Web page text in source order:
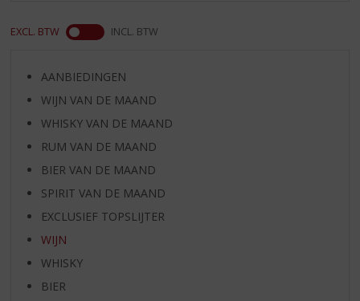
EXCL. BTW INCL. BTW
AANBIEDINGEN
WIJN VAN DE MAAND
WHISKY VAN DE MAAND
RUM VAN DE MAAND
BIER VAN DE MAAND
SPIRIT VAN DE MAAND
EXCLUSIEF TOPSLIJTER
WIJN
WHISKY
BIER